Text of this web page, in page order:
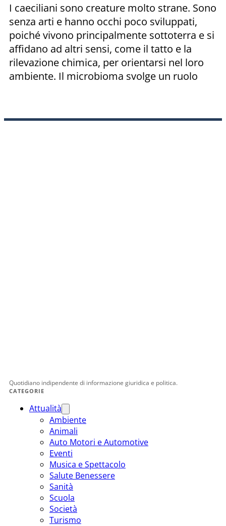
I caeciliani sono creature molto strane. Sono
senza arti e hanno occhi poco sviluppati,
poiché vivono principalmente sottoterra e si
affidano ad altri sensi, come il tatto e la
rilevazione chimica, per orientarsi nel loro
ambiente. Il microbioma svolge un ruolo
Quotidiano indipendente di informazione giuridica e politica.
CATEGORIE
Attualità
Ambiente
Animali
Auto Motori e Automotive
Eventi
Musica e Spettacolo
Salute Benessere
Sanità
Scuola
Società
Turismo